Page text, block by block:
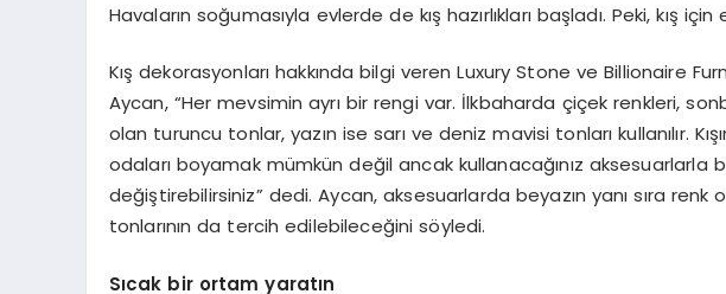
Havaların soğumasıyla evlerde de kış hazırlıkları başladı. Peki, kış
Kış dekorasyonları hakkında bilgi veren Luxury Stone ve Billionaire
Aycan, “Her mevsimin ayrı bir rengi var. İlkbaharda çiçek renkleri,
olan turuncu tonlar, yazın ise sarı ve deniz mavisi tonları kullanılır.
odaları boyamak mümkün değil ancak kullanacağınız aksesuarlarla
değiştirebilirsiniz” dedi. Aycan, aksesuarlarda beyazın yanı sıra renk
tonlarının da tercih edilebileceğini söyledi.
Sıcak bir ortam yaratın